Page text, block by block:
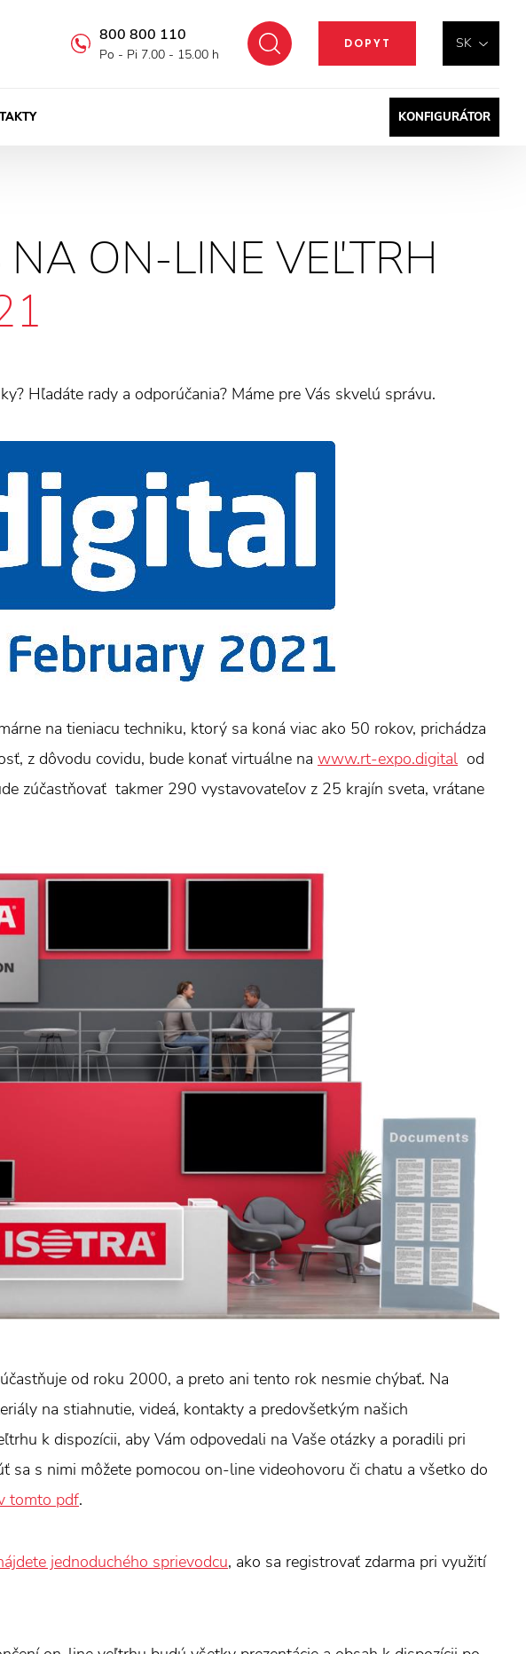
SK
DOPYT
Hľadať
800 800 110
Po - Pi 7.00 - 15.00 h
KONFIGURÁTOR
ON-LINE VEĽTRH
Hľadáte rady a odporúčania? Máme pre Vás skvelú správu.
na tieniacu techniku, ktorý sa koná viac ako 50 rokov, prichádza
z dôvodu covidu, bude konať virtuálne na www.rt-expo.digital od
zúčastňovať takmer 290 vystavovateľov z 25 krajín sveta, vrátane
od roku 2000, a preto ani tento rok nesmie chýbať. Na
na stiahnutie, videá, kontakty a predovšetkým našich
k dispozícii, aby Vám odpovedali na Vaše otázky a poradili pri
sa s nimi môžete pomocou on-line videohovoru či chatu a všetko do
tomto pdf.
jednoduchého sprievodcu, ako sa registrovať zdarma pri využití